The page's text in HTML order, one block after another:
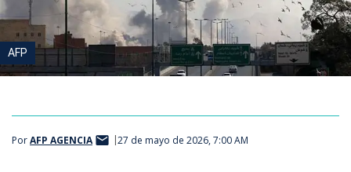
AFP
PorAFP AGENCIA 27 de mayo de 2026, 7:00 AM